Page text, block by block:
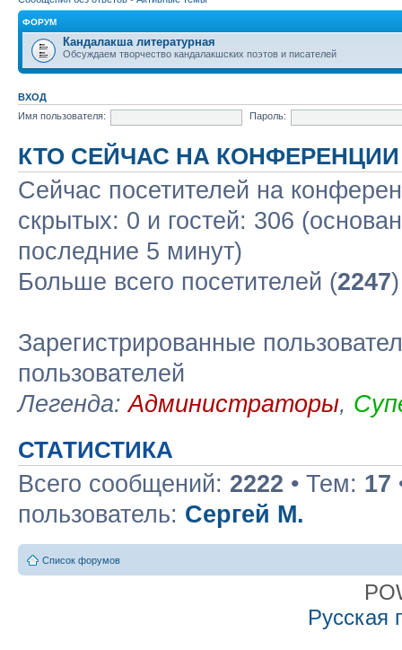
ФОРУМ
Кандалакша литературная
Обсуждаем творчество кандалакшских поэтов и писателей
ВХОД
Имя пользователя:
Пароль:
КТО СЕЙЧАС НА КОНФЕРЕНЦИИ
Сейчас посетителей на
скрытых: 0 и гостей: 306
последние 5 минут)
Больше всего посетителей (2247
Зарегистрированные
пользователей
Легенда:Администраторы,
СТАТИСТИКА
Всего сообщений: 2222 • Тем: 17
пользователь: Сергей М.
Список форумов
Русская